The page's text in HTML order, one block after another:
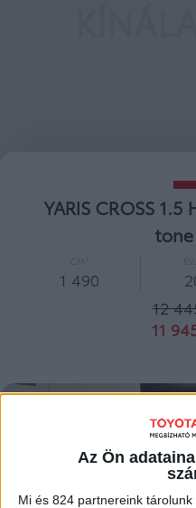
Az Ön
Mi és 824 partnereink
YARIS CROSS
10
10